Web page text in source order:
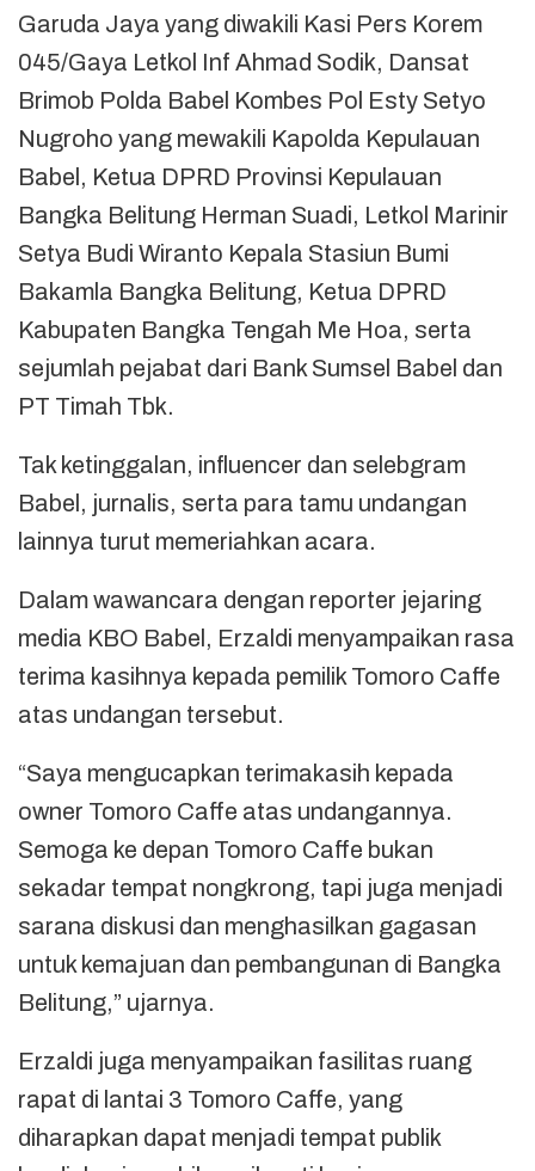
Garuda Jaya yang diwakili Kasi Pers Korem
045/Gaya Letkol Inf Ahmad Sodik, Dansat
Brimob Polda Babel Kombes Pol Esty Setyo
Nugroho yang mewakili Kapolda Kepulauan
Babel, Ketua DPRD Provinsi Kepulauan
Bangka Belitung Herman Suadi, Letkol Marinir
Setya Budi Wiranto Kepala Stasiun Bumi
Bakamla Bangka Belitung, Ketua DPRD
Kabupaten Bangka Tengah Me Hoa, serta
sejumlah pejabat dari Bank Sumsel Babel dan
PT Timah Tbk.
Tak ketinggalan, influencer dan selebgram
Babel, jurnalis, serta para tamu undangan
lainnya turut memeriahkan acara.
Dalam wawancara dengan reporter jejaring
media KBO Babel, Erzaldi menyampaikan rasa
terima kasihnya kepada pemilik Tomoro Caffe
atas undangan tersebut.
“Saya mengucapkan terimakasih kepada
owner Tomoro Caffe atas undangannya.
Semoga ke depan Tomoro Caffe bukan
sekadar tempat nongkrong, tapi juga menjadi
sarana diskusi dan menghasilkan gagasan
untuk kemajuan dan pembangunan di Bangka
Belitung,” ujarnya.
Erzaldi juga menyampaikan fasilitas ruang
rapat di lantai 3 Tomoro Caffe, yang
diharapkan dapat menjadi tempat publik